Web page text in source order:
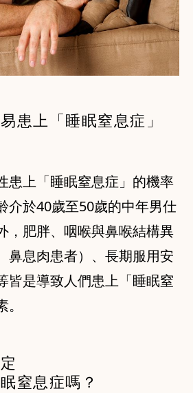
患上「睡眠窒息症」
患上「睡眠窒息症」的機率
介於40歲至50歲的中年男仕
，肥胖、咽喉與鼻喉結構異
鼻息肉患者）、長期服用安
皆是導致人們患上「睡眠窒
窒息症嗎？